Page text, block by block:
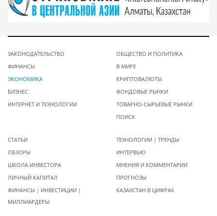
ЗАКОНОДАТЕЛЬСТВО
ФИНАНСЫ
ЭКОНОМИКА
БИЗНЕС
ИНТЕРНЕТ И ТЕХНОЛОГИИ
ОБЩЕСТВО И ПОЛИТИКА
В МИРЕ
КРИПТОВАЛЮТЫ
ФОНДОВЫЕ РЫНКИ
ТОВАРНО-СЫРЬЕВЫЕ РЫНКИ
ПОИСК
СТАТЬИ
ОБЗОРЫ
ШКОЛА ИНВЕСТОРА
ЛИЧНЫЙ КАПИТАЛ
ФИНАНСЫ | ИНВЕСТИЦИИ |
МИЛЛИАРДЕРЫ
ТЕХНОЛОГИИ | ТРЕНДЫ
ИНТЕРВЬЮ
МНЕНИЯ И КОММЕНТАРИИ
ПРОГНОЗЫ
КАЗАХСТАН В ЦИФРАХ